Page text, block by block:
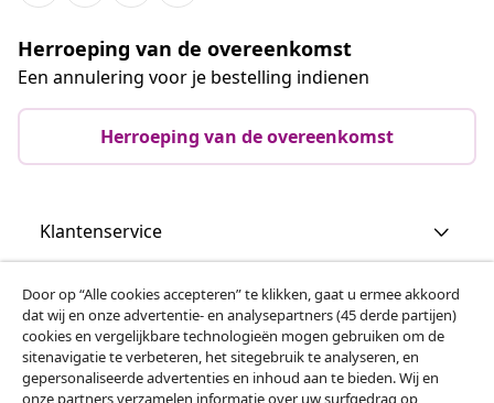
Herroeping van de overeenkomst
Een annulering voor je bestelling indienen
Herroeping van de overeenkomst
Klantenservice
Zakelijk
vidaXL
Door op “Alle cookies accepteren” te klikken, gaat u ermee akkoord
dat wij en onze advertentie- en analysepartners (45 derde partijen)
cookies en vergelijkbare technologieën mogen gebruiken om de
sitenavigatie te verbeteren, het sitegebruik te analyseren, en
gepersonaliseerde advertenties en inhoud aan te bieden. Wij en
onze partners verzamelen informatie over uw surfgedrag op